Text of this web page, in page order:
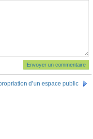
d’un espace public